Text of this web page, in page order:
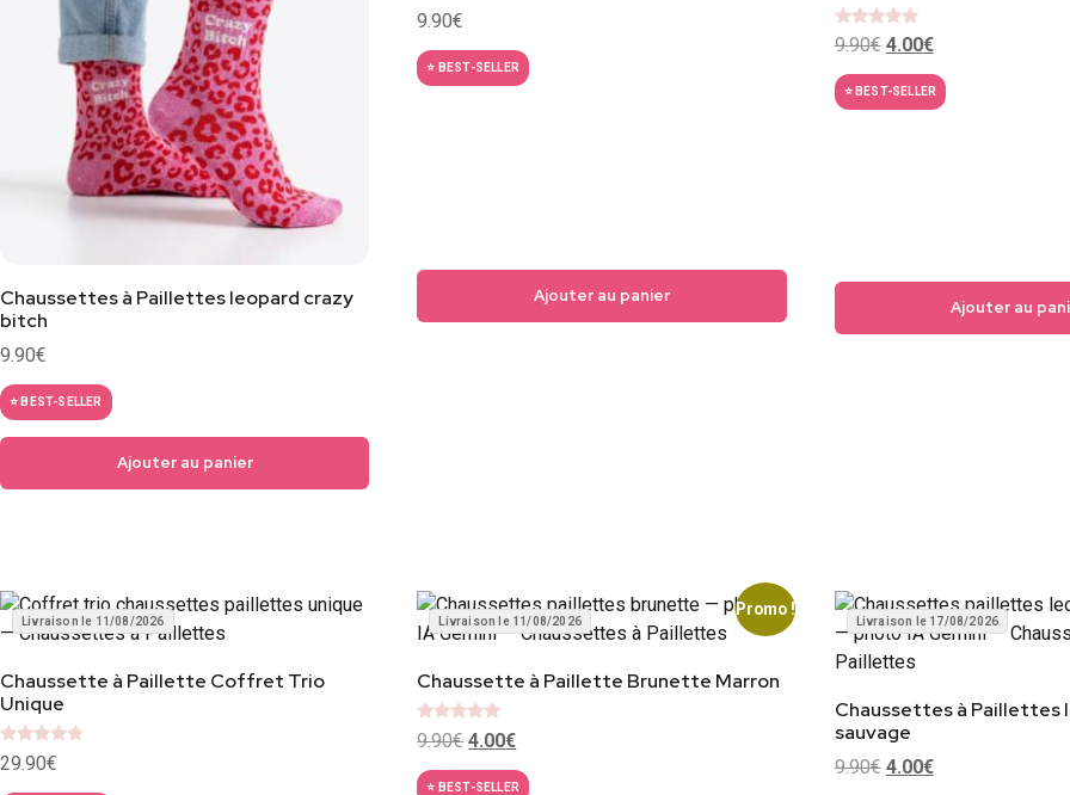
Chaussettes à Paillettes leopard crazy
bitch
9.90€
⭐ BEST-SELLER
Ajouter au panier
9.90€
⭐ BEST-SELLER
Ajouter au panier
Note
4.67
9.90€ 4.00€
⭐ BEST-SELLER
Ajouter au
Chaussette à Paillette Coffret Trio
Unique
Note
4.5
29.90€
Livraison le 11/08/2026
Promo !
Chaussette à Paillette Brunette Marron
Note
5
9.90€ 4.00€
⭐ BEST-SELLER
Livraison le 11/08/2026
Chaussettes à Paillettes
sauvage
9.90€ 4.00€
Livraison le 17/08/2026